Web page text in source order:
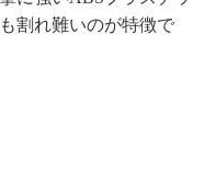
割れ難いのが特徴で